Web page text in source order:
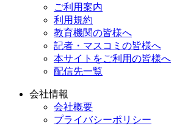
ご利用案内
利用規約
教育機関の皆様へ
記者・マスコミの皆様へ
本サイトをご利用の皆様へ
配信先一覧
会社情報
会社概要
プライバシーポリシー